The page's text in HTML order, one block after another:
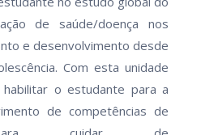
de saúde/doença nos
e desenvolvimento desde
Com esta unidade
o estudante para a
de competências de